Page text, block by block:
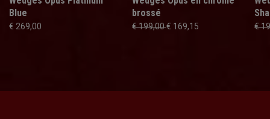
Blue
€ 269,00
brossé
€ 199,00€ 169,15 €